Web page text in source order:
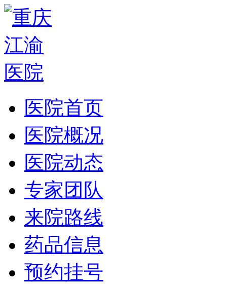
医院首页
医院概况
医院动态
专家团队
来院路线
药品信息
预约挂号